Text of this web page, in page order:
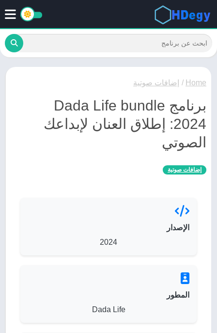
Home
/ إضافات صوتية
برنامج Dada Life bundle
2024: إطلاق العنان لإبداعك
الصوتي
إضافات صوتية
الإصدار
2024
المطور
Dada Life